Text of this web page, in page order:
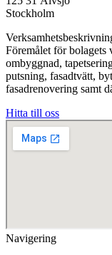
Stockholm
Föremålet för bolagets
ombyggnad,
putsning, fasadtvätt,
fasadrenovering samt
Hitta till oss
Navigering